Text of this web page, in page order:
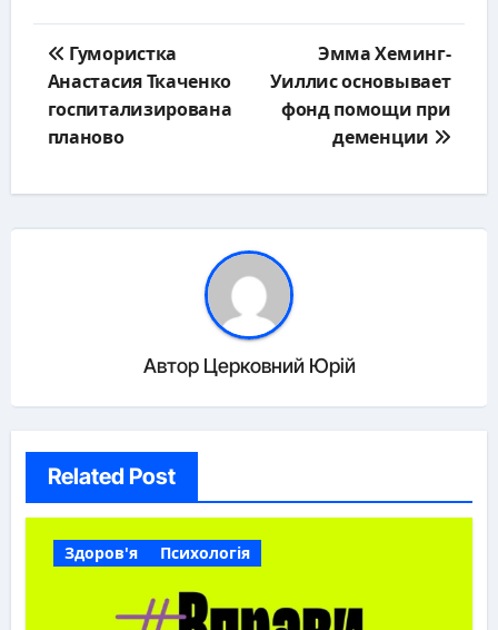
по
записям
Гумористка
Анастасия Ткаченко
госпитализирована
планово
Эмма Хеминг-
Уиллис основывает
фонд помощи при
деменции
Автор Церковний Юрій
Related Post
Здоров'я Психологія